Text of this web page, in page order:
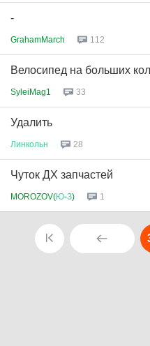
-
GrahamMarch 112
Велосипед на больших
SyleiMag1 33
Удалить
Линкольн 28
Чуток ДХ запчастей
MOROZOV(Ю-З) 1